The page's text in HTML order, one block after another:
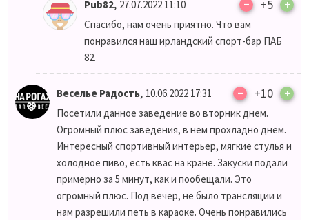
Pub82, 27.07.2022 11:10 – +5 +
Спасибо, нам очень приятно. Что вам
понравился наш ирландский спорт-бар ПАБ
82.
Веселье Радость, 10.06.2022 17:31 – +10 +
Посетили данное заведение во вторник днем.
Огромный плюс заведения, в нем прохладно днем.
Интересный спортивный интерьер, мягкие стулья и
холодное пиво, есть квас на кране. Закуски подали
примерно за 5 минут, как и пообещали. Это
огромный плюс. Под вечер, не было трансляции и
нам разрешили петь в караоке. Очень понравились